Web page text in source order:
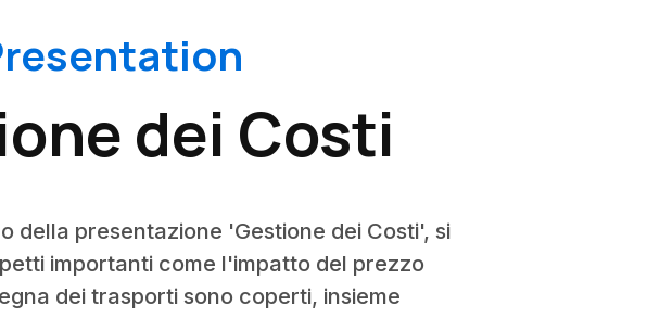
dei Costi
della presentazione 'Gestione dei Costi', si
importanti come l'impatto del prezzo
dei trasporti sono coperti, insieme